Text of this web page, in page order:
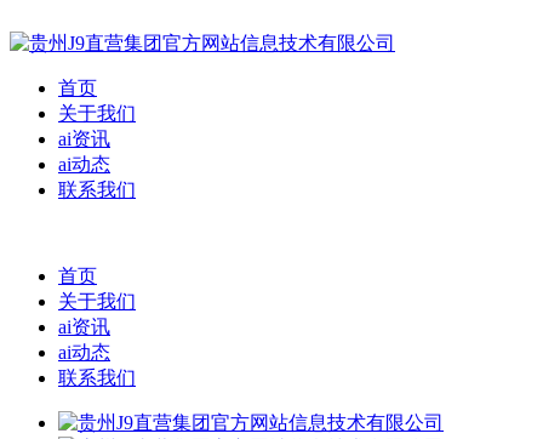
首页
关于我们
ai资讯
ai动态
联系我们
首页
关于我们
ai资讯
ai动态
联系我们